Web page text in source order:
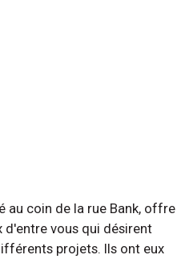
au coin de la rue Bank, offre
vous qui désirent
projets. Ils ont eux